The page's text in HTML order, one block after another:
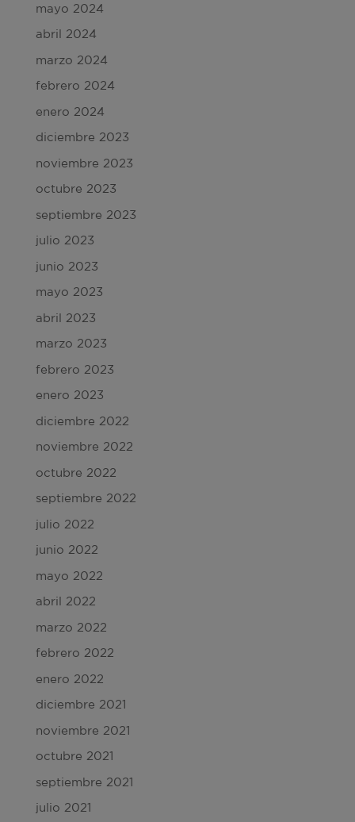
mayo 2024
abril 2024
marzo 2024
febrero 2024
enero 2024
diciembre 2023
noviembre 2023
octubre 2023
septiembre 2023
julio 2023
junio 2023
mayo 2023
abril 2023
marzo 2023
febrero 2023
enero 2023
diciembre 2022
noviembre 2022
octubre 2022
septiembre 2022
julio 2022
junio 2022
mayo 2022
abril 2022
marzo 2022
febrero 2022
enero 2022
diciembre 2021
noviembre 2021
octubre 2021
septiembre 2021
julio 2021